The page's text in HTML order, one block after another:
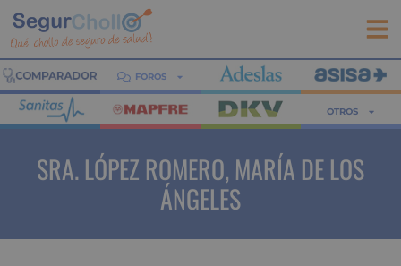
FOROS
OTROS
SRA. LÓPEZ ROMERO, MARÍA DE LOS
ÁNGELES